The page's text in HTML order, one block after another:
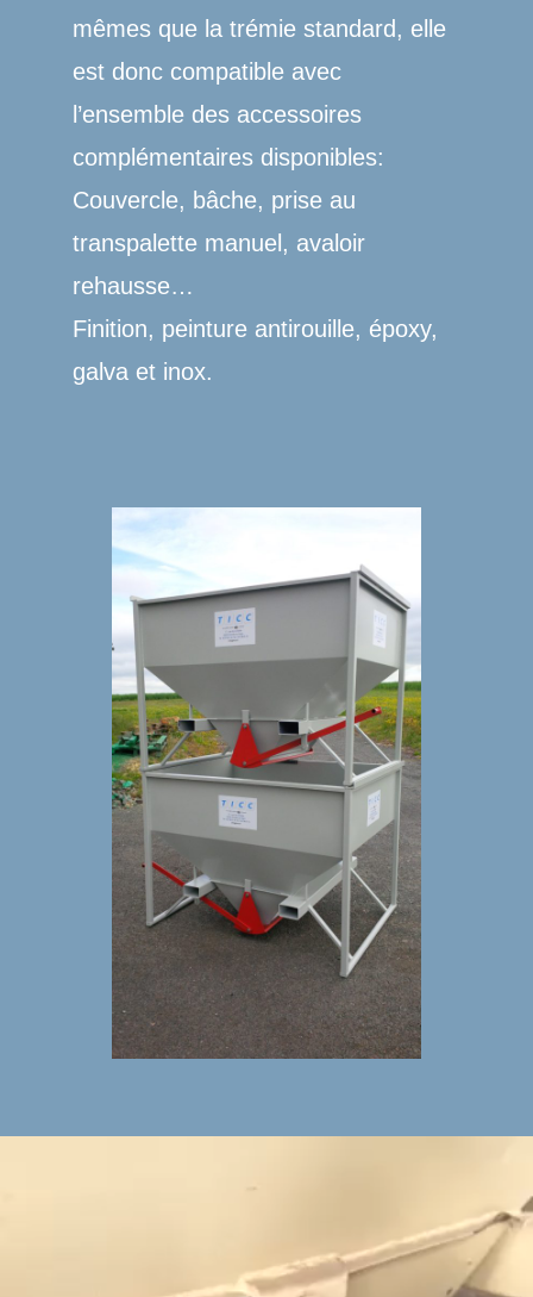
mêmes que la trémie standard, elle
est donc compatible avec
l’ensemble des accessoires
complémentaires disponibles:
Couvercle, bâche, prise au
transpalette manuel, avaloir
rehausse…
Finition, peinture antirouille, époxy,
galva et inox.